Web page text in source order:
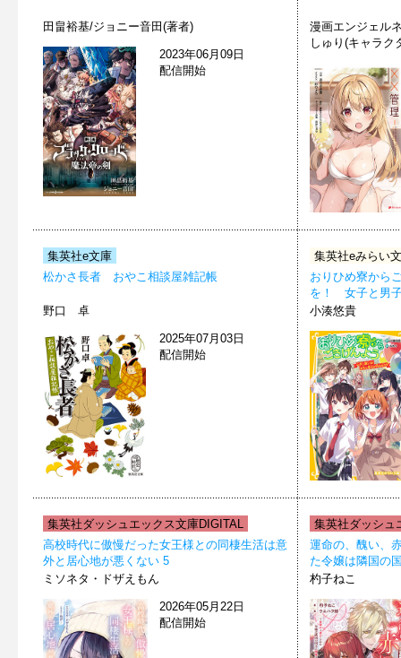
田畠裕基/ジョニー音田(著者)
2023年06月09日
配信開始
漫画エンジェル
しゅり(キャラク
集英社e文庫
松かさ長者 おやこ相談屋雑記帳
野口 卓
2025年07月03日
配信開始
集英社eみらい
おりひめ寮から
を！ 女子と男
小湊悠貴
集英社ダッシュエックス文庫DIGITAL
高校時代に傲慢だった女王様との同棲生活は意
外と居心地が悪くない 5
ミソネタ・ドザえもん
2026年05月22日
配信開始
集英社ダッシュ
運命の、醜い、
た令嬢は隣国の
杓子ねこ